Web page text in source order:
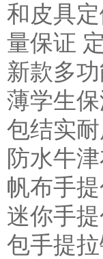
和皮具
量保证
新款多
薄学生
包结实
防水牛
帆布手
迷你手
包手提